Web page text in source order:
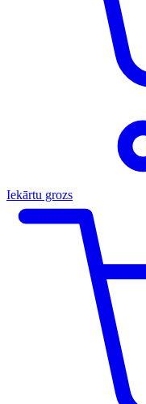
Iekārtu grozs